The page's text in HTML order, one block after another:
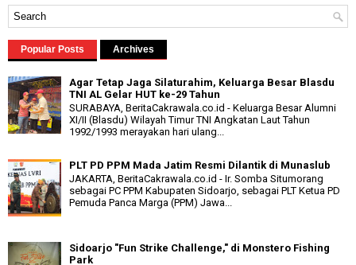
Popular Posts Archives
Agar Tetap Jaga Silaturahim, Keluarga Besar Blasdu
TNI AL Gelar HUT ke-29 Tahun
SURABAYA, BeritaCakrawala.co.id - Keluarga Besar Alumni
XI/II (Blasdu) Wilayah Timur TNI Angkatan Laut Tahun
1992/1993 merayakan hari ulang...
PLT PD PPM Mada Jatim Resmi Dilantik di Munaslub
JAKARTA, BeritaCakrawala.co.id - Ir. Somba Situmorang
sebagai PC PPM Kabupaten Sidoarjo, sebagai PLT Ketua PD
Pemuda Panca Marga (PPM) Jawa...
Sidoarjo "Fun Strike Challenge," di Monstero Fishing
Park